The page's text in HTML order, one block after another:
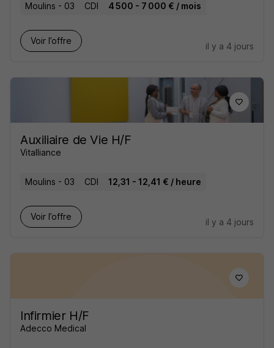
Moulins - 03 CDI 4 500 - 7 000 € / mois
Voir l’offre
il y a 4 jours
Auxiliaire de Vie H/F
Vitalliance
Moulins - 03 CDI 12,31 - 12,41 € / heure
Voir l’offre
il y a 4 jours
Infirmier H/F
Adecco Medical